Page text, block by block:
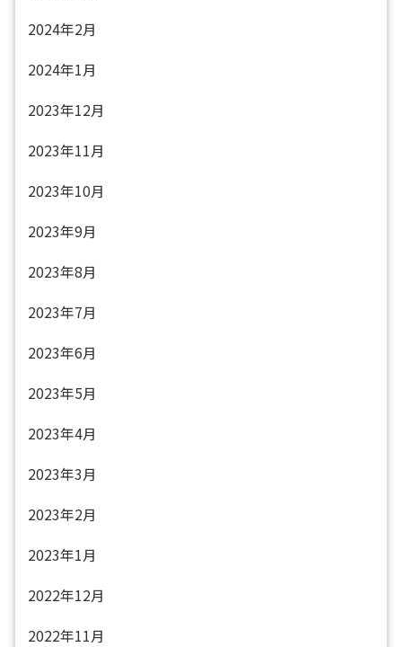
2024年2月
2024年1月
2023年12月
2023年11月
2023年10月
2023年9月
2023年8月
2023年7月
2023年6月
2023年5月
2023年4月
2023年3月
2023年2月
2023年1月
2022年12月
2022年11月